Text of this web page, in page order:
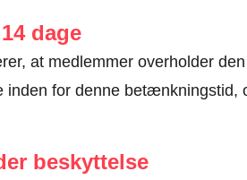
dage
at medlemmer overholder
for denne betænkningstid,
beskyttelse